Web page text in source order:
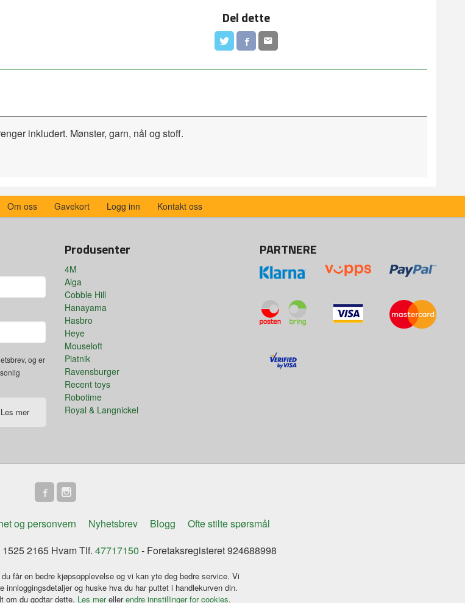
Del dette
inkludert. Mønster, garn, nål og stoff.
Om oss Gavekort Logg inn Kontakt oss
og er
Les mer
Produsenter
4M
Alga
Cobble Hill
Hanayama
Hasbro
Heye
Mouseloft
Piatnik
Ravensburger
Recent toys
Robotime
Royal & Langnickel
PARTNERE
og personvern Nyhetsbrev Blogg
Ofte stilte spørsmål
2165 Hvam Tlf. 47717150 - Foretaksregisteret 924688998
får en bedre kjøpsopplevelse og vi kan yte deg bedre service. Vi
innloggingsdetaljer og huske hva du har puttet i handlekurven din.
om du godtar dette. Les merellerendre innstillinger for cookies.